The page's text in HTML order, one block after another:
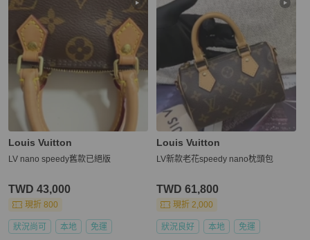
Louis Vuitton
LV nano speedy舊款已絕版
TWD 43,000
現折 800
狀況尚可 本地 免運
Louis Vuitton
LV新款老花speedy nano枕頭包
TWD 61,800
現折 2,000
狀況良好 本地 免運